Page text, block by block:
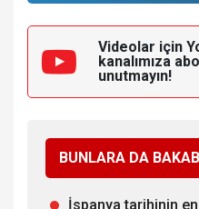
Videolar için
kanalımıza
unutmayın!
BUNLARA DA
İspanya tarihinin